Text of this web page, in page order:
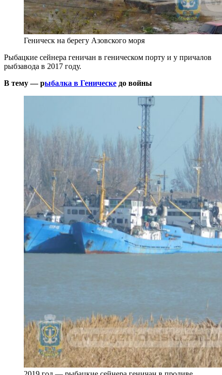
Геническ на берегу Азовского моря
Рыбацкие сейнера геничан в геническом порту и у причалов
рыбзавода в 2017 году.
В тему — рыбалка в Геническе до войны